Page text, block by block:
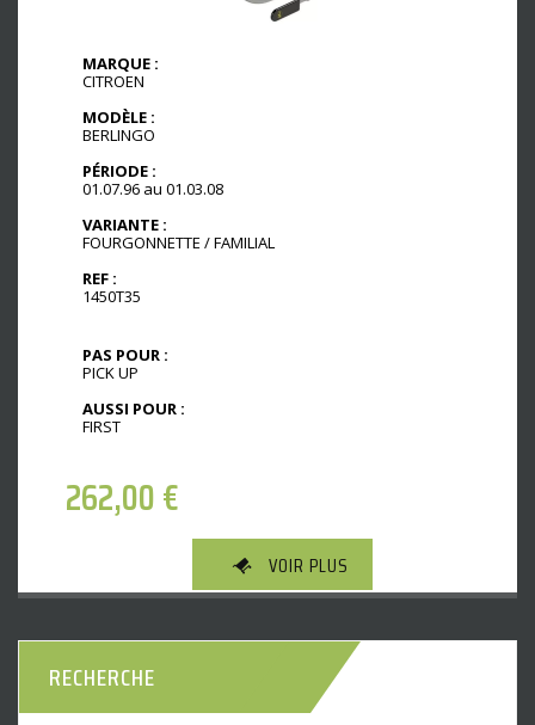
MARQUE :
CITROEN
MODÈLE :
BERLINGO
PÉRIODE :
01.07.96 au 01.03.08
VARIANTE :
FOURGONNETTE / FAMILIAL
REF :
1450T35
PAS POUR :
PICK UP
AUSSI POUR :
FIRST
262,00€
VOIR PLUS
RECHERCHE